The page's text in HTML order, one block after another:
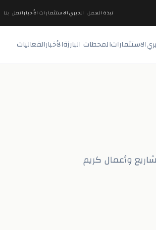
نبذةالعمل الخيريالاستثماراتالأخباراتصل بنا
الاستثماراتالمحطات البارزةالأخبارالفعاليات
وأعمال كريم